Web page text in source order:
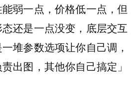
弱一点，价格低一点，但
还是一点没变，底层交互
堆参数选项让你自己调，
出图，其他你自己搞定」